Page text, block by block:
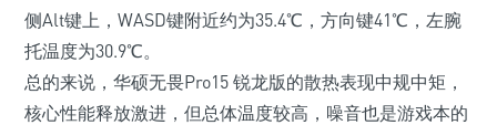
侧Alt键上，WASD键附近约为35.4℃，方向键41℃，左腕
托温度为30.9℃。
总的来说，华硕无畏Pro15 锐龙版的散热表现中规中矩，
核心性能释放激进，但总体温度较高，噪音也是游戏本的